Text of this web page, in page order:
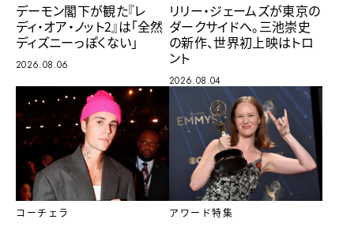
デーモン閣下が観た『レ
ディ・オア・ノット2』は「全然
ディズニーっぽくない」
2026.08.06
リリー・ジェームズが東京の
ダークサイドへ。三池崇史
の新作、世界初上映はトロ
ント
2026.08.04
コーチェラ アワード特集